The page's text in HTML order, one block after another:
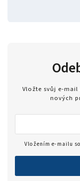
Vložte svůj e-
nových
Vložením e-mailu